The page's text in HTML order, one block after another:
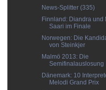
News-Splitter (335)
Finnland: Diandra und
Saari im Finale
Norwegen: Die
von Steinkjer
Malmö 2013: Die
Semifinalauslosung
Dänemark: 10
Melodi Grand Prix